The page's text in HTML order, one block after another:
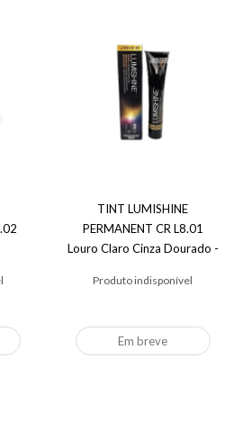
TINT LUMISHINE
PERMANENT CR L8.01
Louro Claro Cinza Dourado -
Produto indisponível
Em breve